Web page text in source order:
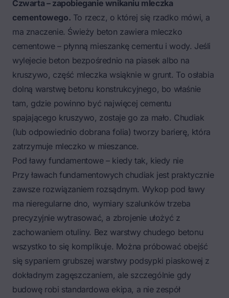
Czwarta – zapobieganie wnikaniu mleczka
cementowego. To rzecz, o której się rzadko mówi, a
ma znaczenie. Świeży beton zawiera mleczko
cementowe – płynną mieszankę cementu i wody. Jeśli
wylejecie beton bezpośrednio na piasek albo na
kruszywo, część mleczka wsiąknie w grunt. To osłabia
dolną warstwę betonu konstrukcyjnego, bo właśnie
tam, gdzie powinno być najwięcej cementu
spajającego kruszywo, zostaje go za mało. Chudiak
(lub odpowiednio dobrana folia) tworzy barierę, która
zatrzymuje mleczko w mieszance.
Pod ławy fundamentowe – kiedy tak, kiedy nie
Przy ławach fundamentowych chudiak jest praktycznie
zawsze rozwiązaniem rozsądnym. Wykop pod ławy
ma nieregularne dno, wymiary szalunków trzeba
precyzyjnie wytrasować, a zbrojenie ułożyć z
zachowaniem otuliny. Bez warstwy chudego betonu
wszystko to się komplikuje. Można próbować obejść
się sypaniem grubszej warstwy podsypki piaskowej z
dokładnym zagęszczaniem, ale szczególnie gdy
budowę robi standardowa ekipa, a nie zespół